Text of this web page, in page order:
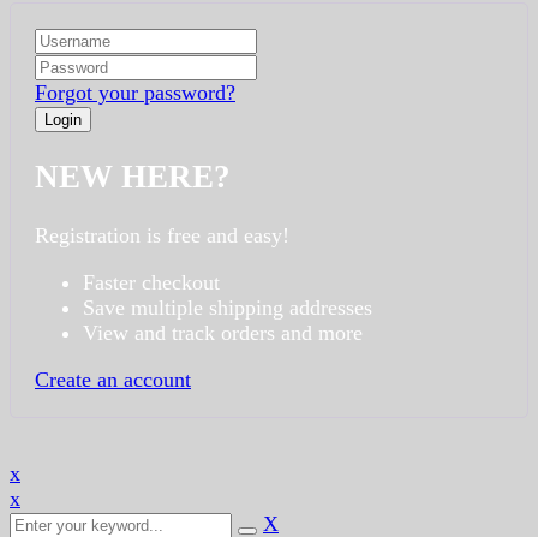
Forgot your password?
NEW HERE?
Registration is free and easy!
Faster checkout
Save multiple shipping addresses
View and track orders and more
Create an account
x
x
X